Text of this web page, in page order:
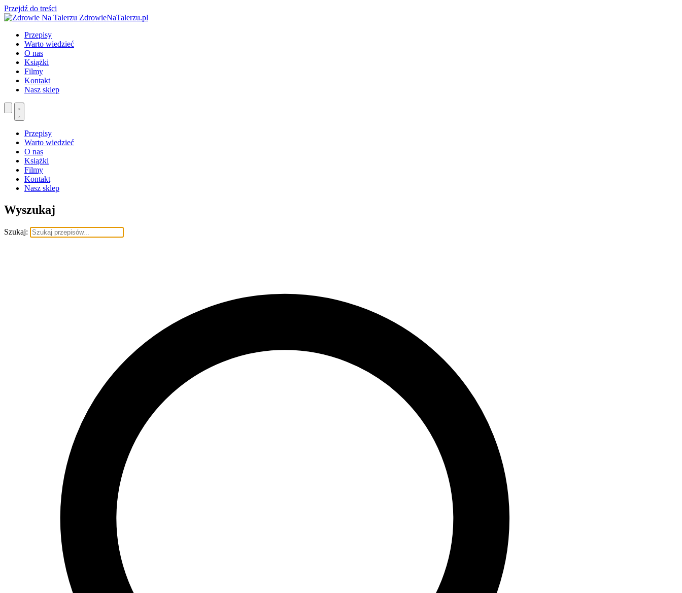
Przejdź do treści
ZdrowieNaTalerzu.pl
Przepisy
Warto wiedzieć
O nas
Książki
Filmy
Kontakt
Nasz sklep
Przepisy
Warto wiedzieć
O nas
Książki
Filmy
Kontakt
Nasz sklep
Wyszukaj
Szukaj: